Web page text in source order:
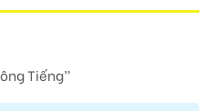
Tiếng”